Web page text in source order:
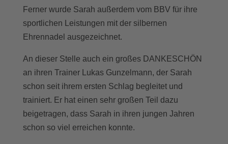
Ferner wurde Sarah außerdem vom BBV für ihre
sportlichen Leistungen mit der silbernen
Ehrennadel ausgezeichnet.
An dieser Stelle auch ein großes DANKESCHÖN
an ihren Trainer Lukas Gunzelmann, der Sarah
schon seit ihrem ersten Schlag begleitet und
trainiert. Er hat einen sehr großen Teil dazu
beigetragen, dass Sarah in ihren jungen Jahren
schon so viel erreichen konnte.